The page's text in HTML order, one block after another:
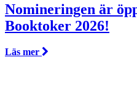
Nomineringen är
Booktoker 2026!
Läs mer